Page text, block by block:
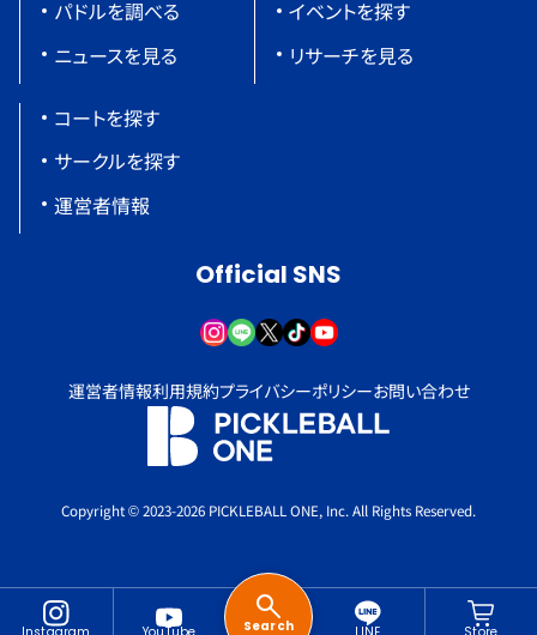
パドルを調べる
ニュースを見る
イベントを探す
リサーチを見る
コートを探す
サークルを探す
運営者情報
Official SNS
運営者情報利用規約プライバシーポリシーお問い合わせ
Copyright © 2023-2026 PICKLEBALL ONE, Inc. All Rights Reserved.
Instagram YouTube Search LINE Store